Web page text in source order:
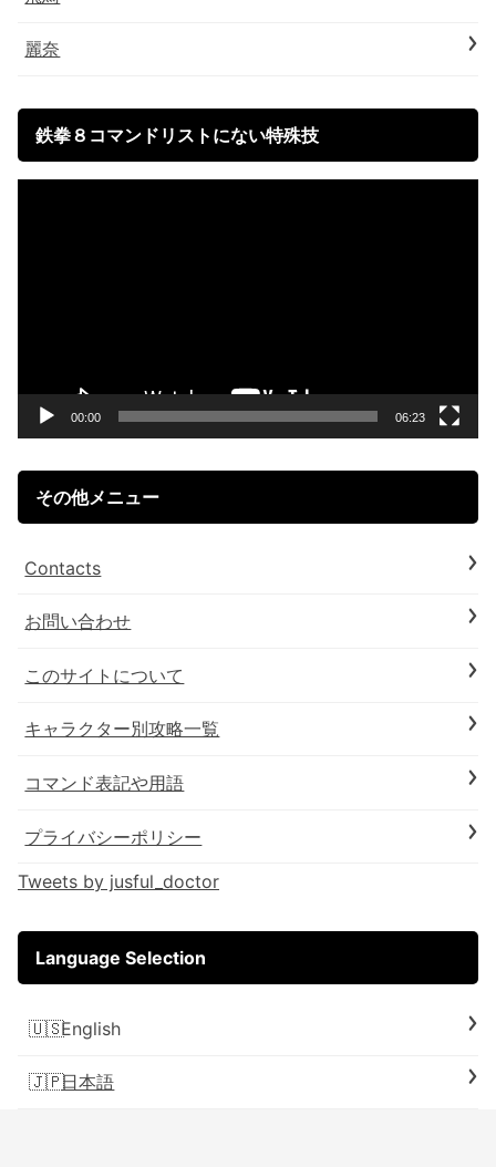
麗奈
鉄拳８コマンドリストにない特殊技
00:00 06:23
その他メニュー
Contacts
お問い合わせ
このサイトについて
キャラクター別攻略一覧
コマンド表記や用語
プライバシーポリシー
Tweets by jusful_doctor
Language Selection
English
日本語